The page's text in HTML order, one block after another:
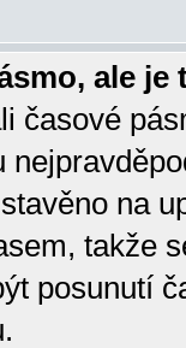
ale je
časové
na
takže
posunutí